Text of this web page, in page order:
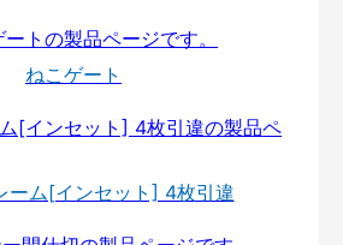
ねこゲート
ーム[インセット] 4枚引違